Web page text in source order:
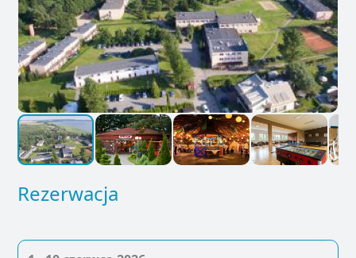
Rezerwacja